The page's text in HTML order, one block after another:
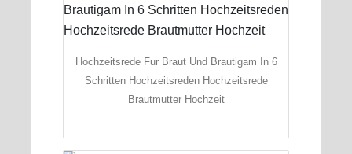
Hochzeitsrede Fur Braut Und Brautigam In 6
Schritten Hochzeitsreden Hochzeitsrede
Brautmutter Hochzeit